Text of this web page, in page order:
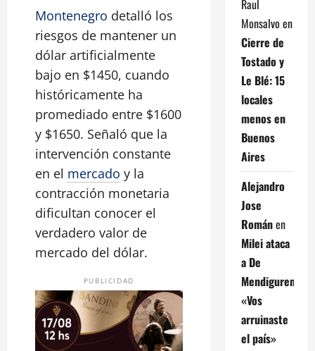
Montenegro detalló los
riesgos de mantener un
dólar artificialmente
bajo en $1450, cuando
históricamente ha
promediado entre $1600
y $1650. Señaló que la
intervención constante
en el mercado y la
contracción monetaria
dificultan conocer el
verdadero valor de
mercado del dólar.
PUBLICIDAD
Raul
Monsalvo en
Cierre de
Tostado y
Le Blé: 15
locales
menos en
Buenos
Aires
Alejandro
Jose
Románen
Milei ataca
a De
Mendiguren:
«Vos
arruinaste
el país»